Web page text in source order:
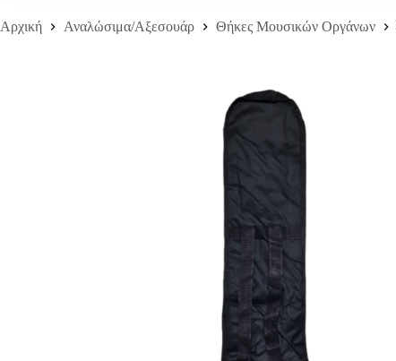
Αρχική Αναλώσιμα/Αξεσουάρ Θήκες Μουσικών Οργάνων